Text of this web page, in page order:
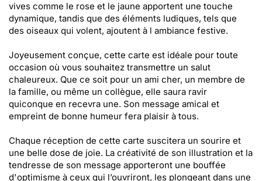
vives comme le rose et le jaune apportent une touche
dynamique, tandis que des éléments ludiques, tels que
des oiseaux qui volent, ajoutent à l ambiance festive.
Joyeusement conçue, cette carte est idéale pour toute
occasion où vous souhaitez transmettre un salut
chaleureux. Que ce soit pour un ami cher, un membre de
la famille, ou même un collègue, elle saura ravir
quiconque en recevra une. Son message amical et
empreint de bonne humeur fera plaisir à tous.
Chaque réception de cette carte suscitera un sourire et
une belle dose de joie. La créativité de son illustration et la
tendresse de son message apporteront une bouffée
d'optimisme à ceux qui l’ouvriront, les plongeant dans une